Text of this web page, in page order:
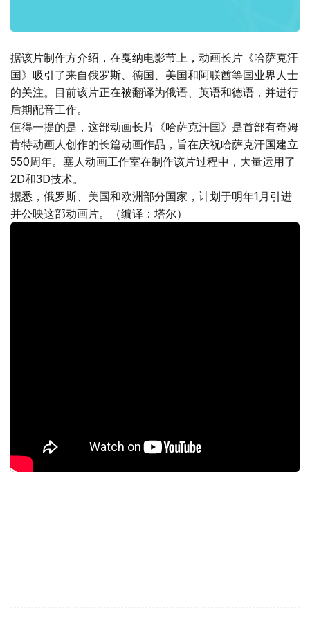
据该片制作方介绍，在戛纳电影节上，动画长片《哈萨克汗
国》吸引了来自俄罗斯、德国、美国和阿联酋等国业界人士
的关注。目前该片正在被翻译为俄语、英语和德语，并进行
后期配音工作。
值得一提的是，这部动画长片《哈萨克汗国》是首部有奇姆
肯特动画人创作的长篇动画作品，旨在庆祝哈萨克汗国建立
550周年。塞人动画工作室在制作该片过程中，大量运用了
2D和3D技术。
据悉，俄罗斯、美国和欧洲部分国家，计划于明年1月引进
并公映这部动画片。（编译：塔尔）